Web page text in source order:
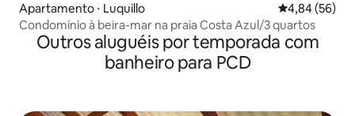
Apartamento ⋅ Luquillo 4,84 de uma
4,84 (56)
Condomínio à beira-mar na praia Costa Azul/3 quartos
Outros aluguéis por temporada com
banheiro para PCD